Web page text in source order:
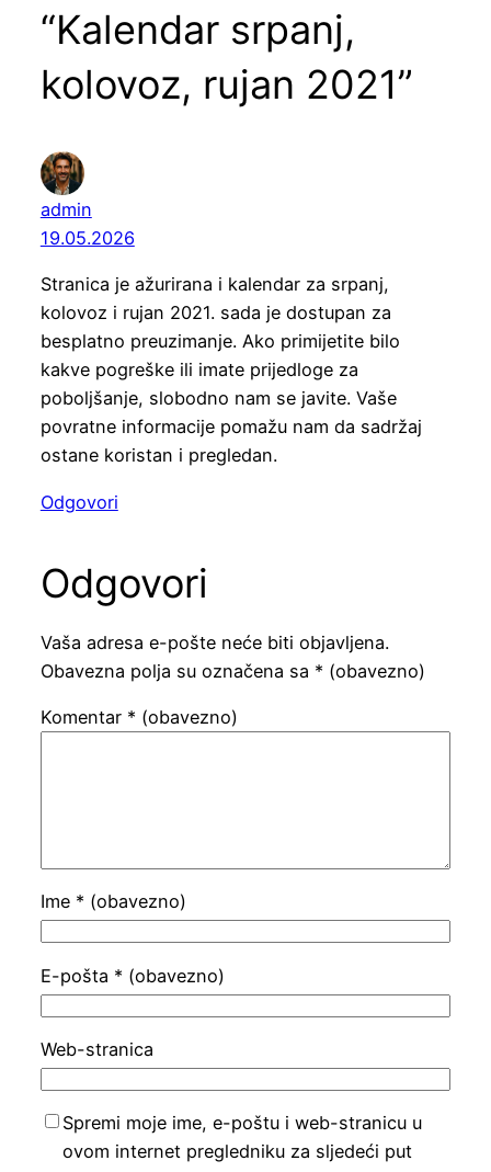
“Kalendar srpanj,
kolovoz, rujan 2021”
admin
19.05.2026
Stranica je ažurirana i kalendar za srpanj,
kolovoz i rujan 2021. sada je dostupan za
besplatno preuzimanje. Ako primijetite bilo
kakve pogreške ili imate prijedloge za
poboljšanje, slobodno nam se javite. Vaše
povratne informacije pomažu nam da sadržaj
ostane koristan i pregledan.
Odgovori
Odgovori
Vaša adresa e-pošte neće biti objavljena.
Obavezna polja su označena sa * (obavezno)
Komentar * (obavezno)
Ime * (obavezno)
E-pošta * (obavezno)
Web-stranica
Spremi moje ime, e-poštu i web-stranicu u
ovom internet pregledniku za sljedeći put